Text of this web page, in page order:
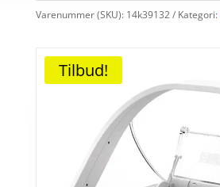
Varenummer (SKU): 14k39132 Kategori:
Tilbud!